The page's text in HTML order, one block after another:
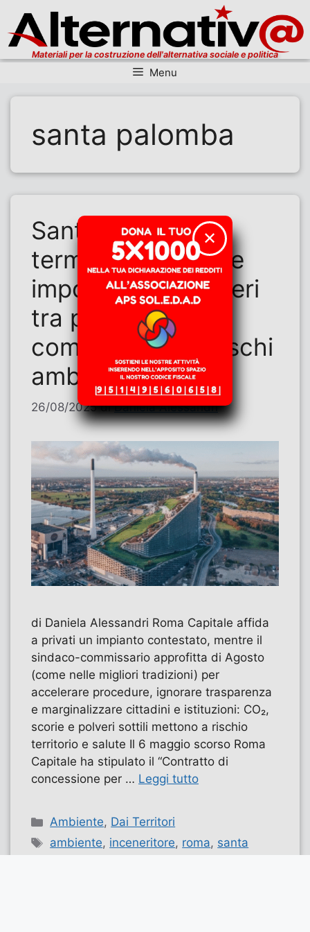
Materiali per la costruzione dell'alternativa sociale e politica
Menu
santa palomba
Santa Palomba: il
termovalorizzatore
imposto da Gualtieri
tra poteri
commissariali e rischi
ambientali
26/08/2025 diDaniela Alessandri
di Daniela Alessandri Roma Capitale affida
a privati un impianto contestato, mentre il
sindaco-commissario approfitta di Agosto
(come nelle migliori tradizioni) per
accelerare procedure, ignorare trasparenza
e marginalizzare cittadini e istituzioni: CO₂,
scorie e polveri sottili mettono a rischio
territorio e salute Il 6 maggio scorso Roma
Capitale ha stipulato il “Contratto di
concessione per … Leggi tutto
Categorie
Ambiente, Dai Territori
Tag
ambiente, inceneritore, roma, santa
✕